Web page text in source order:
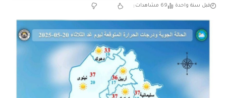
قبل سنة واحدة 69 مشاهدات